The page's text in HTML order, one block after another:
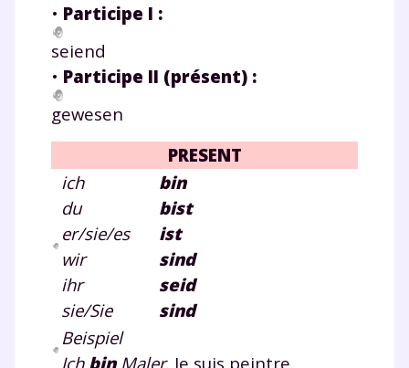
• Participe I :
seiend
• Participe II (présent) :
gewesen
PRESENT
ich
du
er/sie/es
wir
ihr
sie/Sie
bin
bist
ist
sind
seid
sind
Beispiel
Ich binMaler. Je suis peintre.